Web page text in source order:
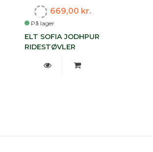
På lager
669,00 kr.
ELT SOFIA JODHPUR
RIDESTØVLER